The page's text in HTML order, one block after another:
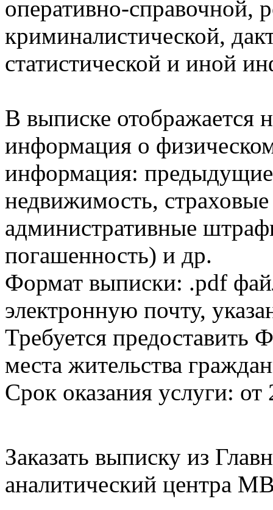
оперативно-справочной,
криминалистической,
статистической и иной
В выписке отображается
информация о
информация:
недвижимость,
административные
погашенность) и др.
Формат выписки: .pdf
электронную почту,
Требуется
места жительства
Срок оказания услуги: от
Заказать выписку из
аналитический центра